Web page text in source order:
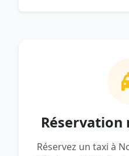
Réservation
Réservez un taxi à